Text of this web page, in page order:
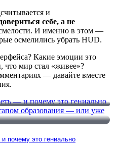
и
себе, а не
И именно в этом —
осмелились убрать HUD.
Какие эмоции это
что мир стал «живее»?
— давайте вместе
— и почему это гениально
образования — или уже
почему это гениально